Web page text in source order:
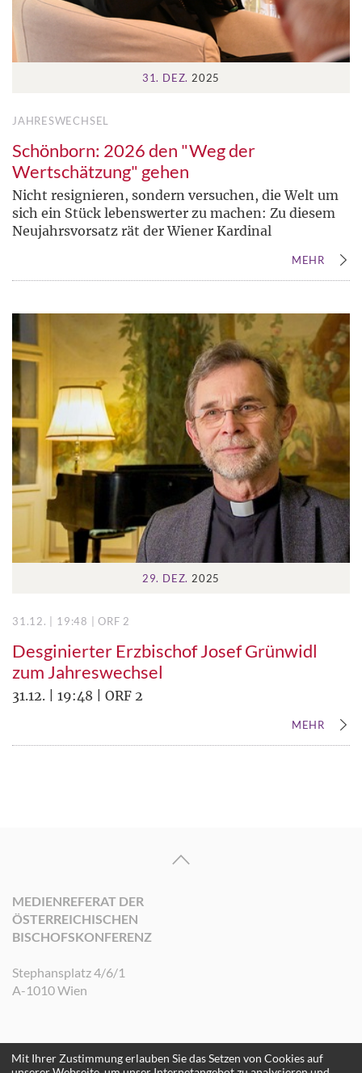
31. DEZ. 2025
JAHRESWECHSEL
Schönborn: 2026 den "Weg der
Wertschätzung" gehen
Nicht resignieren, sondern versuchen, die Welt um
sich ein Stück lebenswerter zu machen: Zu diesem
Neujahrsvorsatz rät der Wiener Kardinal
MEHR
29. DEZ. 2025
31.12. | 19:48 | ORF 2
Desginierter Erzbischof Josef Grünwidl
zum Jahreswechsel
31.12. | 19:48 | ORF 2
MEHR
MEDIENREFERAT DER
ÖSTERREICHISCHEN
BISCHOFSKONFERENZ
Stephansplatz 4/6/1
A-1010 Wien
©2026 Medienreferat der Österreichischen Bischofskonferenz. Alle Rechte
Mit Ihrer Zustimmung erlauben Sie das Setzen von Cookies auf